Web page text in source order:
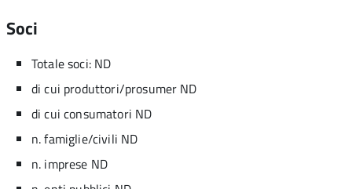
Soci
Totale soci: ND
di cui produttori/prosumer ND
di cui consumatori ND
n. famiglie/civili ND
n. imprese ND